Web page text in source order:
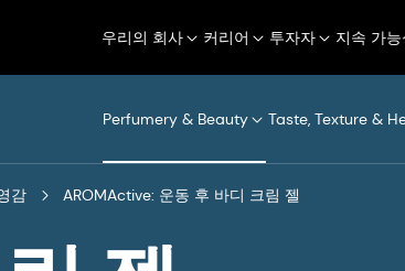
우리의 회사 커리어 투자자 지속 가
Perfumery & Beauty Taste, Texture &
감 AROMActive: 운동 후 바디 크림 젤